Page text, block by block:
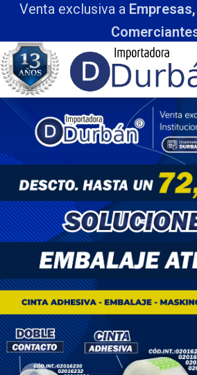
Venta exclusiva a